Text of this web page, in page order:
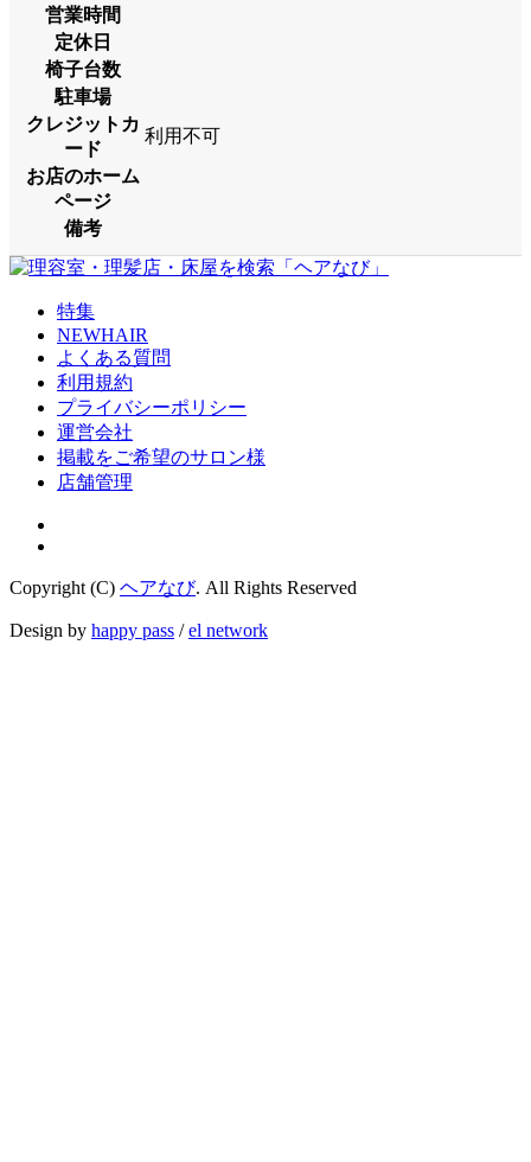
営業時間
定休日
椅子台数
駐車場
クレジットカ
ード
利用不可
お店のホーム
ページ
備考
特集
NEWHAIR
よくある質問
利用規約
プライバシーポリシー
運営会社
掲載をご希望のサロン様
店舗管理
Copyright (C) ヘアなび. All Rights Reserved
Design by happy pass /el network